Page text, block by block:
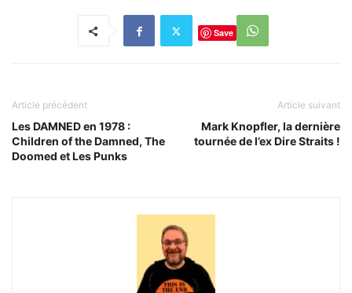
Save
Article précédent
Les DAMNED en 1978 :
Children of the Damned, The
Doomed et Les Punks
Article suivant
Mark Knopfler, la dernière
tournée de l’ex Dire Straits !